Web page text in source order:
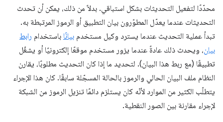
محدّدًا لتفعيل التحديثات بشكل استباقي. بدلاً من ذلك، يمكن أن تحدث
التحديثات عندما يعدّل المطوّرون بيان التطبيق أو الرموز المرتبطة به.
تبدأ عملية التحديث عندما يسترد وكيل مستخدم بيانًا باستخدام رابط
بيان، ويحدث ذلك عادةً عندما يزور مستخدم موقعًا إلكترونيًا أو يشغّل
تطبيقًا (مع ربط هذا البيان). لتحديد ما إذا كان التحديث مطلوبًا، يقارن
النظام ملف البيان الحالي والرموز بالحالة المسجّلة سابقًا. كان هذا الإجراء
يتطلّب الكثير من الموارد لأنّه كان يستلزم دائمًا تنزيل الرموز من الشبكة
لإجراء مقارنة بين الصور النقطية.